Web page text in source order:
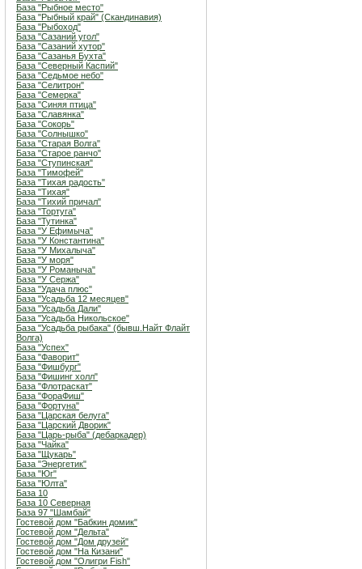
База "Рыбное место"
База "Рыбный край" (Скандинавия)
База "Рыбоход"
База "Сазаний угол"
База "Сазаний хутор"
База "Сазанья Бухта"
База "Северный Каспий"
База "Седьмое небо"
База "Селитрон"
База "Семерка"
База "Синяя птица"
База "Славянка"
База "Сокорь"
База "Солнышко"
База "Старая Волга"
База "Старое ранчо"
База "Ступинская"
База "Тимофей"
База "Тихая радость"
База "Тихая"
База "Тихий причал"
База "Тортуга"
База "Тутинка"
База "У Ефимыча"
База "У Константина"
База "У Михалыча"
База "У моря"
База "У Романыча"
База "У Сержа"
База "Удача плюс"
База "Усадьба 12 месяцев"
База "Усадьба Дали"
База "Усадьба Никольское"
База "Усадьба рыбака" (бывш.Найт Флайт
Волга)
База "Успех"
База "Фаворит"
База "Фишбург"
База "Фишинг холл"
База "Флотраскат"
База "ФораФиш"
База "Фортуна"
База "Царская белуга"
База "Царский Дворик"
База "Царь-рыба" (дебаркадер)
База "Чайка"
База "Щукарь"
База "Энергетик"
База "Юг"
База "Юлта"
База 10
База 10 Северная
База 97 "Шамбай"
Гостевой дом "Бабкин домик"
Гостевой дом "Дельта"
Гостевой дом "Дом друзей"
Гостевой дом "На Кизани"
Гостевой дом "Олигри Fish"